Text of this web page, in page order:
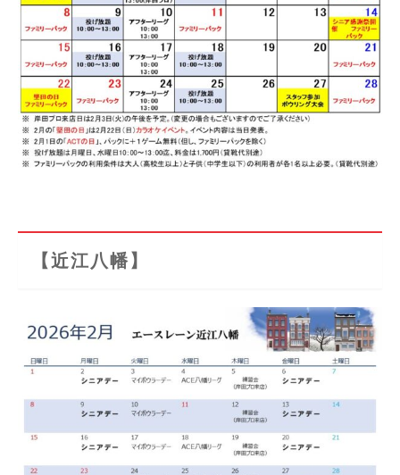
【近江八幡】